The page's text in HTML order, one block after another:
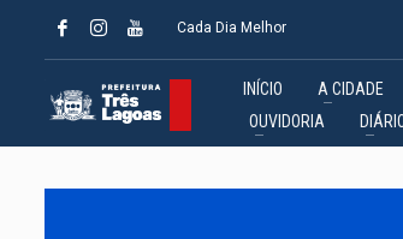
Cada Dia Melhor
INÍCIO A CIDADE
OUVIDORIA